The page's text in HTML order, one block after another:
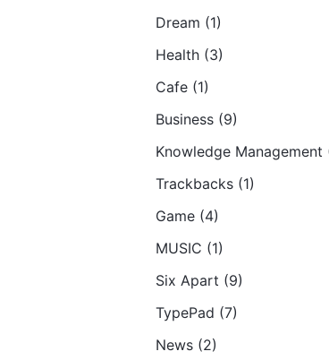
Dream (1)
Health (3)
Cafe (1)
Business (9)
Knowledge Management
Trackbacks (1)
Game (4)
MUSIC (1)
Six Apart (9)
TypePad (7)
News (2)